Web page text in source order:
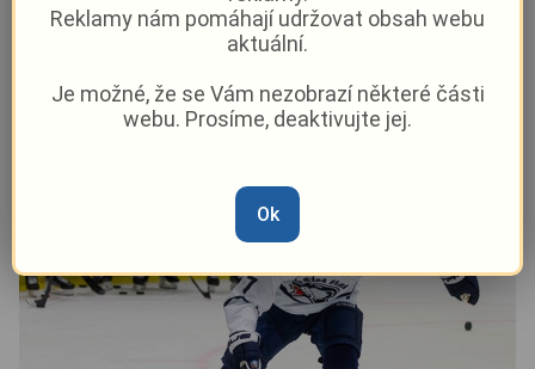
Marie Osvaldová– 9. 9. 2025 13:18
Reklamy nám pomáhají udržovat obsah webu
aktuální.
Je možné, že se Vám nezobrazí některé části
webu. Prosíme, deaktivujte jej.
Ok